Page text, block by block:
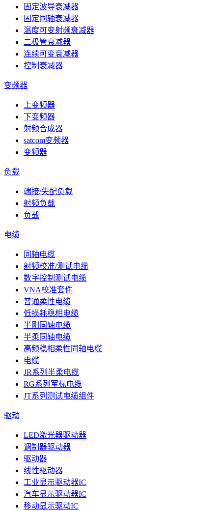
固定波导衰减器
固定同轴衰减器
温度可变射频衰减器
二极管衰减器
连续可变衰减器
控制衰减器
变频器
上变频器
下变频器
射频合成器
satcom变频器
变频器
负载
端接/失配负载
射频负载
负载
电缆
同轴电缆
射频校准/测试电缆
数字控制测试电缆
VNA校准套件
普通柔性电缆
低损耗稳相电缆
半刚同轴电缆
半柔同轴电缆
高频稳相柔性同轴电缆
电缆
JR系列半柔电缆
RG系列军标电缆
JT系列测试电缆组件
驱动
LED激光器驱动器
调制器驱动器
驱动器
线性驱动器
工业显示驱动器IC
汽车显示驱动器IC
移动显示驱动IC